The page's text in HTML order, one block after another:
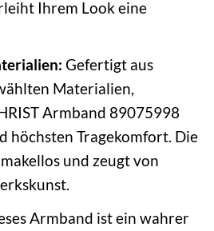
Ihrem Look eine
Gefertigt aus
Materialien,
Armband 89075998
höchsten Tragekomfort. Die
und zeugt von
Armband ist ein wahrer